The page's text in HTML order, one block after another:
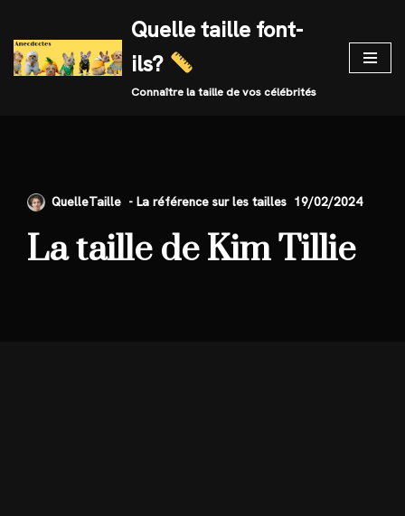
Skip
to
Quelle taille font-
ils?
Connaître la taille de vos célébrités
QuelleTaille 19/02/2024
La taille de Kim Tillie